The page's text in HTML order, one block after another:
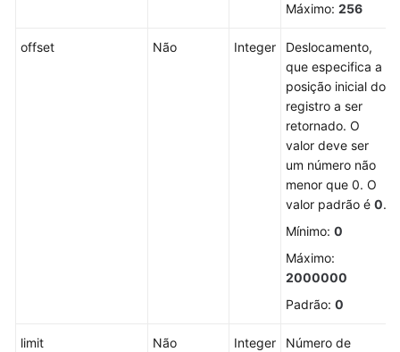
Máximo: 256
offset Não Integer
Deslocamento,
que especifica a
posição inicial do
registro a ser
retornado. O
valor deve ser
um número não
menor que 0. O
valor padrão é 0.
Mínimo: 0
Máximo:
2000000
Padrão: 0
limit Não Integer
Número de